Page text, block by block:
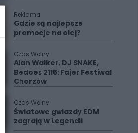
Reklama
Gdzie są najlepsze
promocje na olej?
Czas Wolny
Alan Walker, DJ SNAKE,
Bedoes 2115: Fajer Festiwal
Chorzów
Czas Wolny
Światowe gwiazdy EDM
zagrają w Legendii